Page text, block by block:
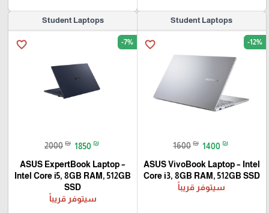
Student Laptops
favorite_border -12%
1600 ₪ 1400 ₪
ASUS VivoBook Laptop – Intel
Core i3, 8GB RAM, 512GB SSD
سيتوفر قريباً
Student Laptops
favorite_border -7%
2000 ₪ 1850 ₪
ASUS ExpertBook Laptop –
Intel Core i5, 8GB RAM, 512GB
SSD
سيتوفر قريباً